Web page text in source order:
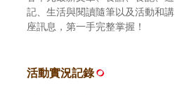
記、生活與閱讀隨筆以及活動和講
座訊息，第一手完整掌握！
活動實況記錄